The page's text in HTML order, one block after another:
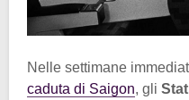
Nelle settimane
caduta di Saigon, gli